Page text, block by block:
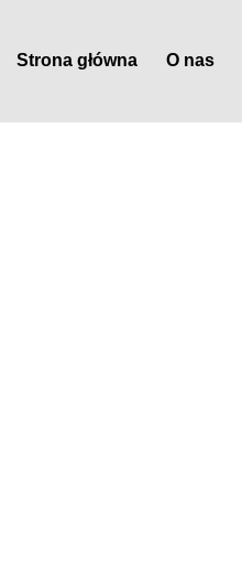
Strona główna O nas